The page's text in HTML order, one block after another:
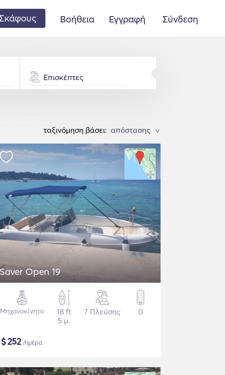
Βοήθεια Εγγραφή Σύνδεση
Επισκέπτες
ταξινόμηση βάσει: >
Saver Open 19
Μηχανοκίνητο
18 ft
5 μ.
7 Πλεύσης 0
$252/ημέρα